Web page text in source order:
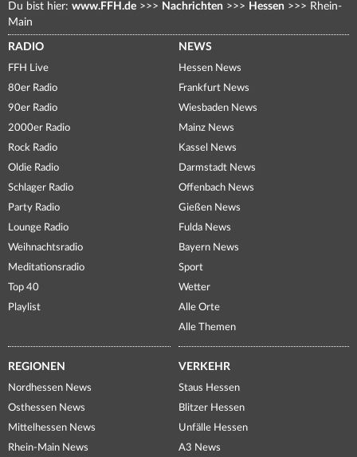
Du bist hier: www.FFH.de >>> Nachrichten >>> Hessen >>> Rhein-
Main
RADIO
FFH Live
80er Radio
90er Radio
2000er Radio
Rock Radio
Oldie Radio
Schlager Radio
Party Radio
Lounge Radio
Weihnachtsradio
Meditationsradio
Top 40
Playlist
NEWS
Hessen News
Frankfurt News
Wiesbaden News
Mainz News
Kassel News
Darmstadt News
Offenbach News
Gießen News
Fulda News
Bayern News
Sport
Wetter
Alle Orte
Alle Themen
REGIONEN
Nordhessen News
Osthessen News
Mittelhessen News
Rhein-Main News
VERKEHR
Staus Hessen
Blitzer Hessen
Unfälle Hessen
A3 News